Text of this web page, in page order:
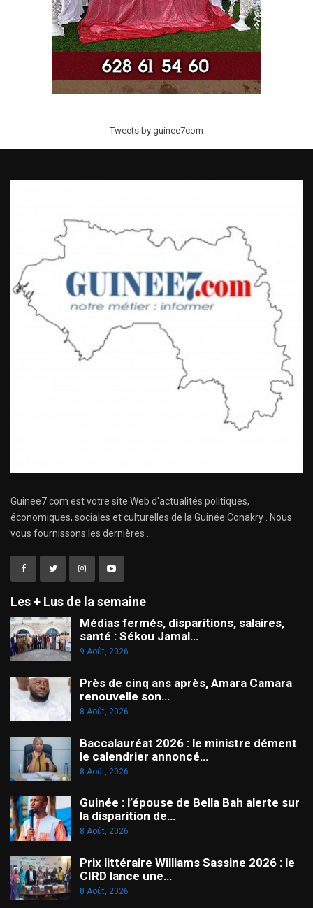
Tweets by guinee7com
Guinee7.com est votre site Web d'actualités politiques,
économiques, sociales et culturelles de la Guinée Conakry . Nous
vous fournissons les dernières ...
Les + Lus de la semaine
Médias fermés, disparitions, salaires,
santé : Sékou Jamal…
9 Août, 2026
Près de cinq ans après, Amara Camara
renouvelle son…
8 Août, 2026
Baccalauréat 2026 : le ministre dément
le calendrier annoncé…
8 Août, 2026
Guinée : l’épouse de Bella Bah alerte sur
la disparition de…
8 Août, 2026
Prix littéraire Williams Sassine 2026 : le
CIRD lance une…
8 Août, 2026